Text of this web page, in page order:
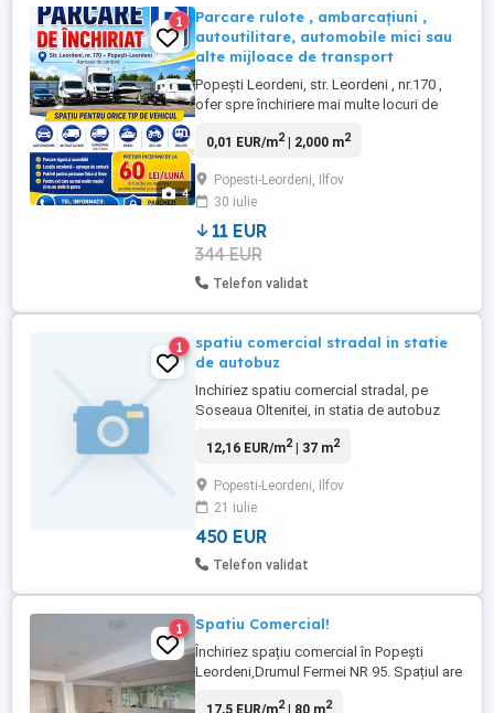
4
1
Parcare rulote , ambarcațiuni ,
autoutilitare, automobile mici sau
alte mijloace de transport
Popești Leordeni, str. Leordeni , nr.170 ,
ofer spre închiriere mai multe locuri de
transport terestre sau maritime ( rulote ,
incinta imobilului se poate aduce și un
container birouri la cerere .
0,01 EUR/m2| 2,000 m2
Popesti-Leordeni, Ilfov
30 iulie
11 EUR
344 EUR
Telefon validat
1
spatiu comercial stradal in statie
de autobuz
Inchiriez spatiu comercial stradal, pe
Soseaua Oltenitei, in statia de autobuz
pietonal si auto intens, pretabil diverse
extindere (alt spatiu adiacent), renovat
recent, grup sanitar, centrala proprie,
vitrina generoasa. ...
12,16 EUR/m2| 37 m2
Popesti-Leordeni, Ilfov
21 iulie
450 EUR
Telefon validat
1 Spatiu Comercial!
Închiriez spațiu comercial în Popești
Leordeni,Drumul Fermei NR 95. Spațiul are
17,5 EUR/m2| 80 m2